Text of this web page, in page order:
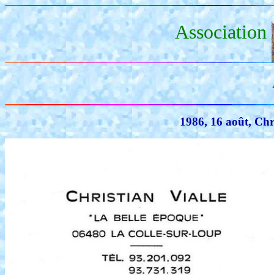
Association
1986, 16 août,